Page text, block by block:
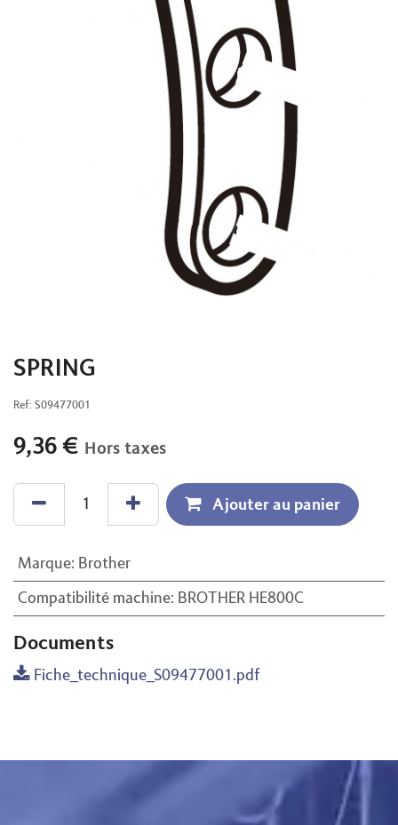
SPRING
Ref: S09477001
9,36 € Hors taxes
Ajouter au panier
Marque: Brother
Compatibilité machine: BROTHER HE800C
Documents
Fiche_technique_S09477001.pdf